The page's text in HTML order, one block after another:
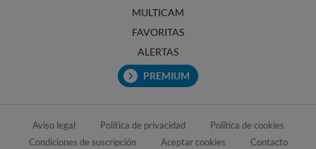
MULTICAM
FAVORITAS
ALERTAS
PREMIUM
Aviso legal Política de privacidad
Política de cookies
Condiciones de suscripción
Aceptar cookies Contacto